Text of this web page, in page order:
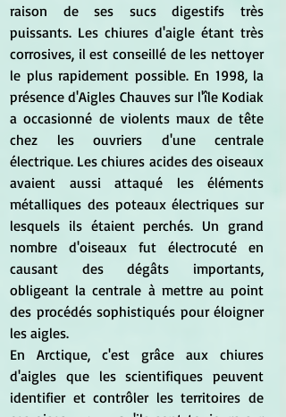
raison de ses sucs digestifs très
puissants. Les chiures d'aigle étant très
corrosives, il est conseillé de les nettoyer
le plus rapidement possible. En 1998, la
présence d'Aigles Chauves sur l'île Kodiak
a occasionné de violents maux de tête
chez les ouvriers d'une centrale
électrique. Les chiures acides des oiseaux
avaient aussi attaqué les éléments
métalliques des poteaux électriques sur
lesquels ils étaient perchés. Un grand
nombre d'oiseaux fut électrocuté en
causant des dégâts importants,
obligeant la centrale à mettre au point
des procédés sophistiqués pour éloigner
les aigles.
En Arctique, c'est grâce aux chiures
d'aigles que les scientifiques peuvent
identifier et contrôler les territoires de